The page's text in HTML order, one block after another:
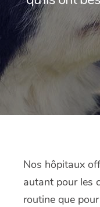
Nos hôpitaux
autant pour les
routine que